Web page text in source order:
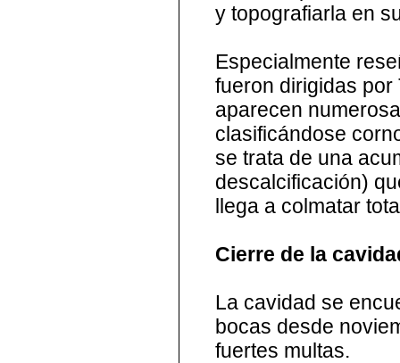
y topografiarla en
Especialmente
fueron dirigidas por
aparecen
clasificándose
se trata de una
descalcificación)
llega a colmatar
Cierre de la
La cavidad se
bocas desde
fuertes multas.